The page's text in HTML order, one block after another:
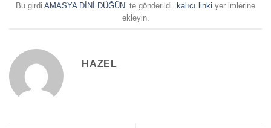
Bu girdi AMASYA DİNİ DÜĞÜN’ te gönderildi. kalıcı linki yer imlerine
ekleyin.
HAZEL